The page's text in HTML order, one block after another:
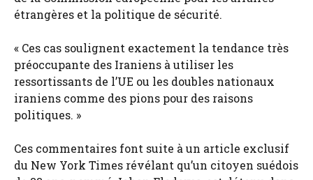
étrangères et la politique de sécurité.
« Ces cas soulignent exactement la tendance très
préoccupante des Iraniens à utiliser les
ressortissants de l’UE ou les doubles nationaux
iraniens comme des pions pour des raisons
politiques. »
Ces commentaires font suite à un article exclusif
du New York Times révélant qu’un citoyen suédois